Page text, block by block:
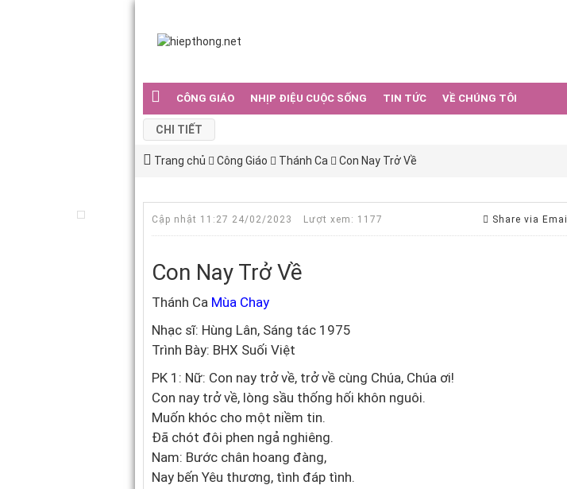
CÔNG GIÁO NHỊP ĐIỆU CUỘC SỐNG TIN TỨC VỀ CHÚNG TÔI
CHI TIẾT
Trang chủ Công Giáo Thánh Ca Con Nay Trở Về
Cập nhật 11:27 24/02/2023 Lượt xem: 1177 Share via Email
Con Nay Trở Về
Thánh Ca Mùa Chay
Nhạc sĩ: Hùng Lân, Sáng tác 1975
Trình Bày: BHX Suối Việt
PK 1: Nữ: Con nay trở về, trở về cùng Chúa, Chúa ơi!
Con nay trở về, lòng sầu thống hối khôn nguôi.
Muốn khóc cho một niềm tin.
Đã chót đôi phen ngả nghiêng.
Nam: Bước chân hoang đàng,
Nay bến Yêu thương, tình đáp tình.